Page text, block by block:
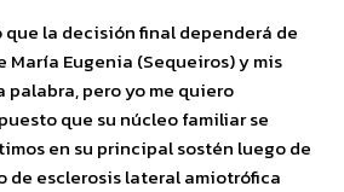
que la decisión final dependerá de
María Eugenia (Sequeiros) y mis
pero yo me quiero
que su núcleo familiar se
en su principal sostén luego de
esclerosis lateral amiotrófica